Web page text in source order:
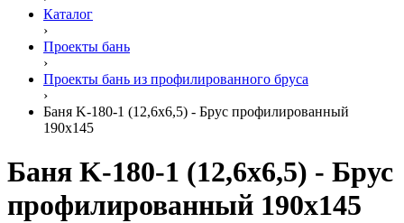
Каталог
›
Проекты бань
›
Проекты бань из профилированного бруса
›
Баня K-180-1 (12,6x6,5) - Брус профилированный
190x145
Баня K-180-1 (12,6x6,5) - Брус
профилированный 190x145